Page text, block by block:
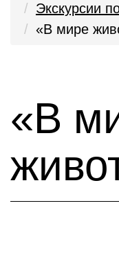
Экскурсии
«В мире
«В